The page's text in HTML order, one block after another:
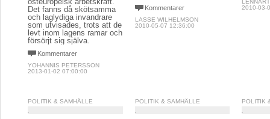
Det fanns då skötsamma
och laglydiga invandrare
som utvisades, trots att de
levt inom lagens ramar och
försörjt sig själva.
Kommentarer
YOHANNIS PETERSSON
2013-01-02 07:00:00
Kommentarer
LASSE WILHELMSON
2010-05-07 12:36:00
2010-03-
POLITIK & SAMHÄLLE POLITIK & SAMHÄLLE POLITIK